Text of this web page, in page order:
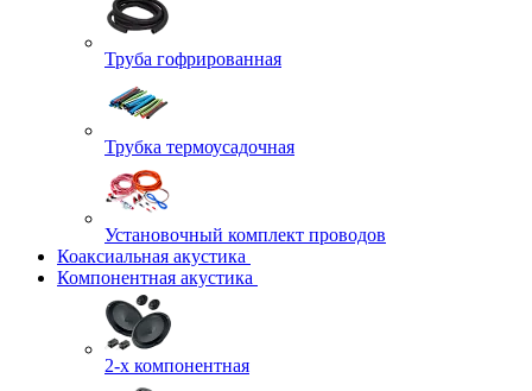
Труба гофрированная
Трубка термоусадочная
Установочный комплект проводов
Коаксиальная акустика
Компонентная акустика
2-х компонентная